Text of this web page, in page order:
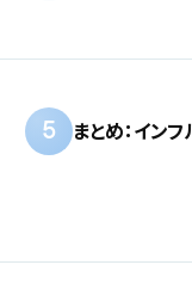
5 まとめ：イン